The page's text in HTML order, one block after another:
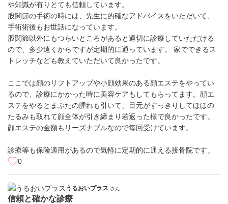
や知識が有りとても信頼しています。
股関節の手術の時には、先生に的確なアドバイスをいただいて、
手術術後もお世話になっています。
股関節以外にもつらいところがあると適切に診療していただける
ので、多少遠くからですが定期的に通っています。 家でできるス
トレッチなども教えていただいて良かったです。
ここでは顔のリフトアップや小顔効果のある顔エステをやってい
るので、診療にかかった時に美容ケアもしてもらってます。顔エ
ステをやるとまぶたの腫れも引いて、目元がすっきりしてほほの
たるみも取れて顔全体が引き締まり若返った様で良かったです。
顔エステの金額もリーズナブルなので毎回受けています。
診療等も保険適用があるので気軽に定期的に通える接骨院です。
0
うるおいプラス さん
信頼と確かな診療